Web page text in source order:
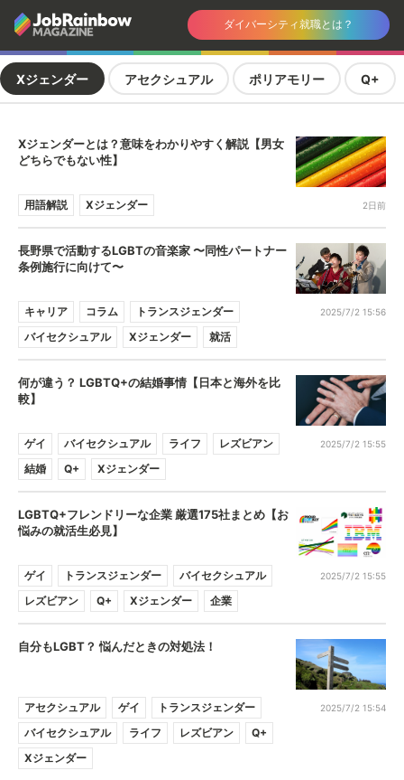
ダイバーシティ就職とは？
Xジェンダー アセクシュアル ポリアモリー Q+
Xジェンダーとは？意味をわかりやすく解説【男女
どちらでもない性】
用語解説 Xジェンダー 2日前
長野県で活動するLGBTの音楽家 〜同性パートナー
条例施行に向けて〜
キャリア コラム
トランスジェンダー
バイセクシュアル
Xジェンダー 就活
2025/7/2 15:56
何が違う？ LGBTQ+の結婚事情【日本と海外を比
較】
ゲイ バイセクシュアル ライフ
レズビアン
結婚
Q+ Xジェンダー
2025/7/2 15:55
LGBTQ+フレンドリーな企業 厳選175社まとめ【お
悩みの就活生必見】
ゲイ トランスジェンダー
バイセクシュアル
レズビアン
Q+ Xジェンダー 企業
2025/7/2 15:55
自分もLGBT？ 悩んだときの対処法！
アセクシュアル ゲイ
トランスジェンダー
バイセクシュアル
ライフ レズビアン
Q+
Xジェンダー
2025/7/2 15:54